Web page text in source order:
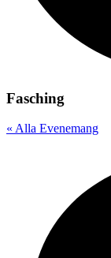
Fasching
« Alla Evenemang